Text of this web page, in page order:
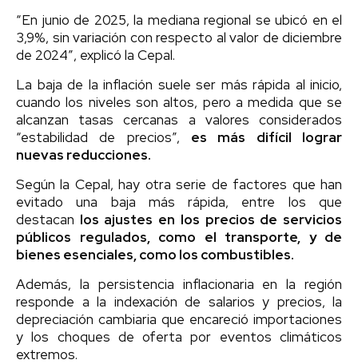
“En junio de 2025, la mediana regional se ubicó en el
3,9%, sin variación con respecto al valor de diciembre
de 2024″, explicó la Cepal.
La baja de la inflación suele ser más rápida al inicio,
cuando los niveles son altos, pero a medida que se
alcanzan tasas cercanas a valores considerados
“estabilidad de precios”, es más difícil lograr
nuevas reducciones.
Según la Cepal, hay otra serie de factores que han
evitado una baja más rápida, entre los que
destacan los ajustes en los precios de servicios
públicos regulados, como el transporte, y de
bienes esenciales, como los combustibles.
Además, la persistencia inflacionaria en la región
responde a la indexación de salarios y precios, la
depreciación cambiaria que encareció importaciones
y los choques de oferta por eventos climáticos
extremos.